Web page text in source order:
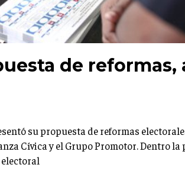
de reformas,
su propuesta de reformas
Cívica y el Grupo Promotor. Dentro la